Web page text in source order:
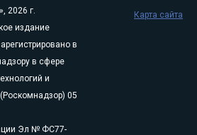
2026 г.
издание
в
в сфере
и
05
Эл № ФС77-
Карта сайта